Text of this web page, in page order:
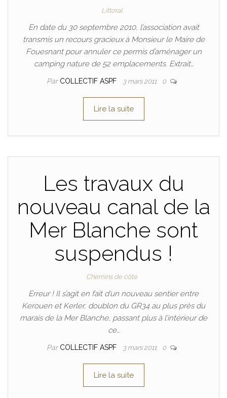
Littoral
En date du 30 septembre 2010, l’association avait
transmis un recours gracieux à Monsieur le Maire de
Fouesnant pour annuler ce permis d’aménager un
camping nature de 52 emplacements. Extrait…
Par COLLECTIF ASPF 3 mars 2011 0
Lire la suite
Les travaux du
nouveau canal de la
Mer Blanche sont
suspendus !
Chemins de côte
Erreur ! Il s’agit en fait d’un nouveau sentier entre
Kerouen et Kerler, doublon du GR34 au plus près du
marais de la Mer Blanche, passant plus à l’intérieur de
ce…
Par COLLECTIF ASPF 3 mars 2011 0
Lire la suite